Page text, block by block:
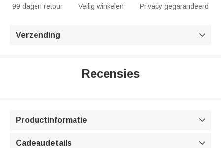
99 dagen retour Veilig winkelen Privacy gegarandeerd
Verzending 
Recensies
Productinformatie 
Cadeaudetails 